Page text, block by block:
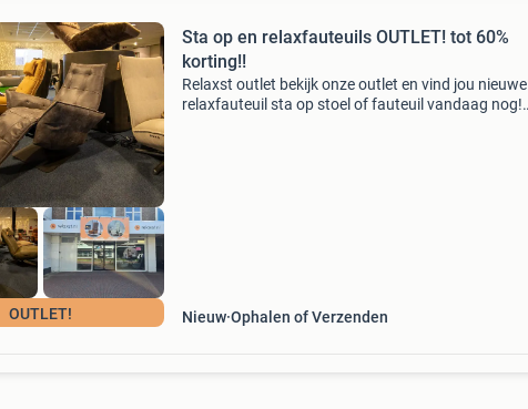
OUTLET!
Sta op en relaxfauteuils OUTLET! tot 60%
korting!!
Relaxst outlet bekijk onze outlet en vind jou nieuwe
relaxfauteuil sta op stoel of fauteuil vandaag nog!
Nieuw Ophalen of Verzenden